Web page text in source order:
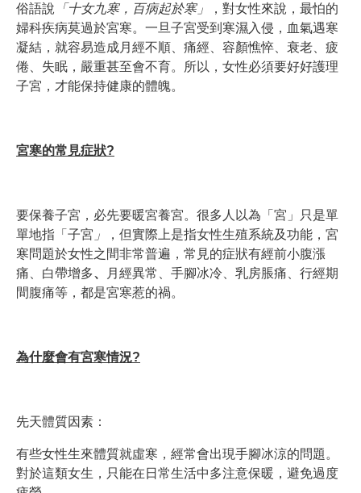
俗語說 「十女九寒，百病起於寒」
，對女性來說，最怕的
婦科疾病莫過於宮寒。一旦子宮受到寒濕入侵，血氣遇寒
凝結，就容易造成月經不順、痛經、容顏憔悴、衰老、疲
倦、失眠，嚴重甚至會不育。所以，女性必須要好好護理
子宮，才能保持健康的體魄。
宮寒的常見症狀?
要保養子宮，必先要暖宮養宮。很多人以為「宮」只是單
單地指「子宮 」
，但實際上是指女性生殖系統及功能，宮
寒問題於女性之間非常普遍，常見的症狀有經前小腹漲
痛、白帶增多、
月經異常、手腳冰冷、乳房脹痛、行經期
間腹痛等，都是宮寒惹的禍。
為什麼會有宮寒情況?
先天體質因素：
有些女性生來體質就虛寒，經常會出現手腳冰涼的問題。
對於這類女生，只能在日常生活中多注意保暖，避免過度